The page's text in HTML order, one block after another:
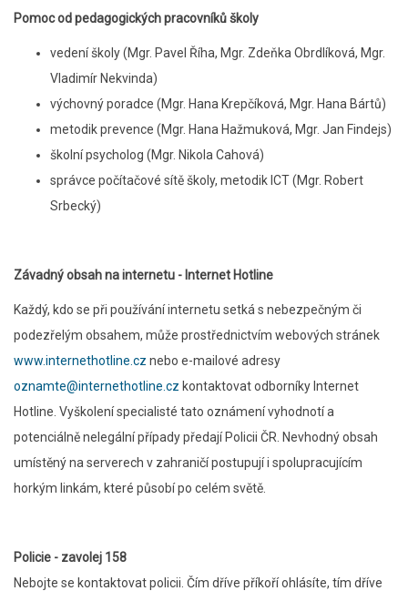
Pomoc od pedagogických pracovníků školy
vedení školy (Mgr. Pavel Říha, Mgr. Zdeňka Obrdlíková, Mgr.
Vladimír Nekvinda)
výchovný poradce (Mgr. Hana Krepčíková, Mgr. Hana Bártů)
metodik prevence (Mgr. Hana Hažmuková, Mgr. Jan Findejs)
školní psycholog (Mgr. Nikola Cahová)
správce počítačové sítě školy, metodik ICT (Mgr. Robert
Srbecký)
Závadný obsah na internetu - Internet Hotline
Každý, kdo se při používání internetu setká s nebezpečným či
podezřelým obsahem, může prostřednictvím webových stránek
www.internethotline.cz nebo e-mailové adresy
oznamte@internethotline.cz kontaktovat odborníky Internet
Hotline. Vyškolení specialisté tato oznámení vyhodnotí a
potenciálně nelegální případy předají Policii ČR. Nevhodný obsah
umístěný na serverech v zahraničí postupují i spolupracujícím
horkým linkám, které působí po celém světě.
Policie - zavolej 158
Nebojte se kontaktovat policii. Čím dříve příkoří ohlásíte, tím dříve